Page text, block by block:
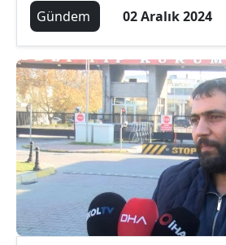
Gündem
02 Aralık 2024